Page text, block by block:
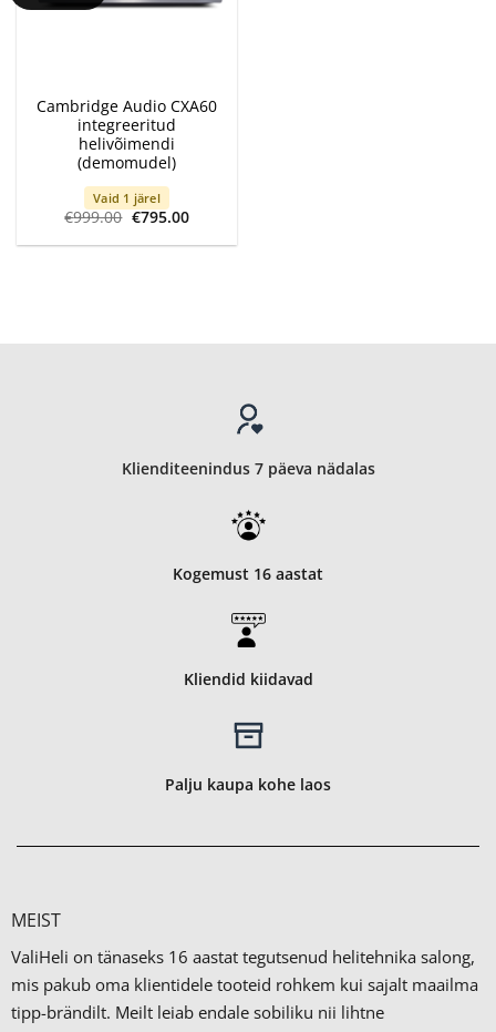
Cambridge Audio CXA60
integreeritud
helivõimendi
(demomudel)
Vaid 1 järel
€999.00 Algne
hind
oli:
€795.00Current
is:
Klienditeenindus 7 päeva nädalas
Kogemust 16 aastat
Kliendid kiidavad
Palju kaupa kohe laos
MEIST
ValiHeli on tänaseks 16 aastat tegutsenud helitehnika salong,
mis pakub oma klientidele tooteid rohkem kui sajalt maailma
tipp-brändilt. Meilt leiab endale sobiliku nii lihtne